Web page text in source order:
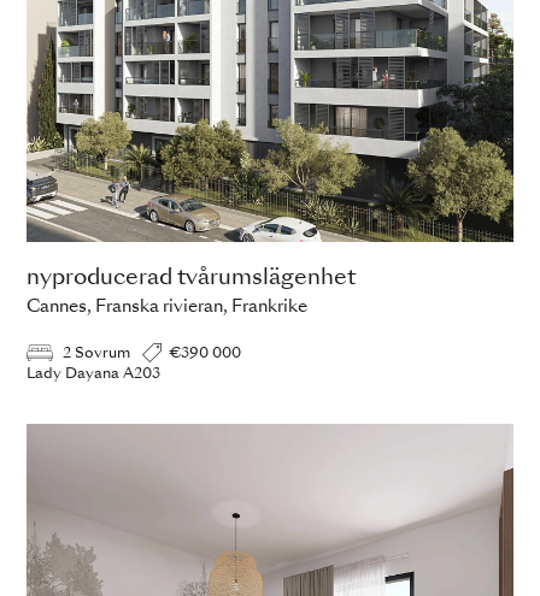
nyproducerad tvårumslägenhet
Cannes, Franska rivieran, Frankrike
2 Sovrum
€390 000
Lady Dayana A203